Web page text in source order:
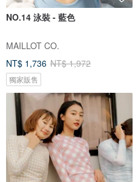
NO.14 泳裝 - 藍色
MAILLOT CO.
NT$ 1,736 NT$ 1,972
獨家販售